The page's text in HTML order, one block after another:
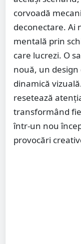
corvoadă
deconectare. Ai
mentală prin
care lucrezi. O
nouă, un
dinamică
resetează
transformând
într-un nou
provocări